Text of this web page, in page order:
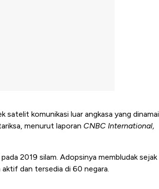
satelit komunikasi luar angkasa yang dinamai
menurut laporan CNBC International,
2019 silam. Adopsinya membludak sejak
dan tersedia di 60 negara.